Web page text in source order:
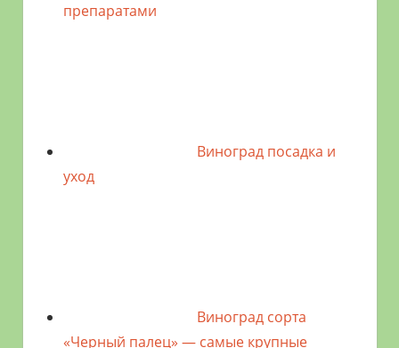
препаратами
Виноград посадка и
уход
Виноград сорта
«Черный палец» — самые крупные